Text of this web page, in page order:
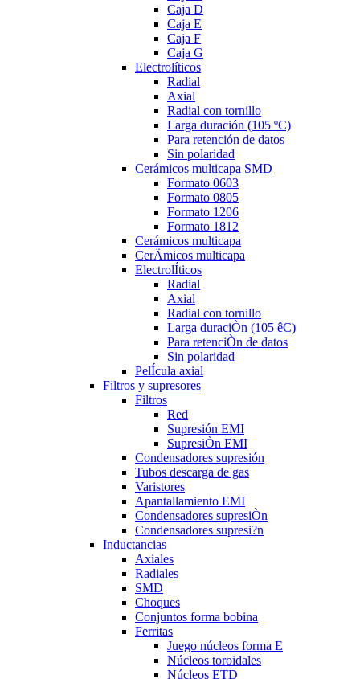
Caja D
Caja E
Caja F
Caja G
Electrolíticos
Radial
Axial
Radial con tornillo
Larga duración (105 ºC)
Para retención de datos
Sin polaridad
Cerámicos multicapa SMD
Formato 0603
Formato 0805
Formato 1206
Formato 1812
Cerámicos multicapa
CerÄmicos multicapa
ElectrolÍticos
Radial
Axial
Radial con tornillo
Larga duraciÒn (105 êC)
Para retenciÒn de datos
Sin polaridad
PelÍcula axial
Filtros y supresores
Filtros
Red
Supresión EMI
SupresiÒn EMI
Condensadores supresión
Tubos descarga de gas
Varistores
Apantallamiento EMI
Condensadores supresiÒn
Condensadores supresi?n
Inductancias
Axiales
Radiales
SMD
Choques
Conjuntos forma bobina
Ferritas
Juego núcleos forma E
Núcleos toroidales
Núcleos ETD